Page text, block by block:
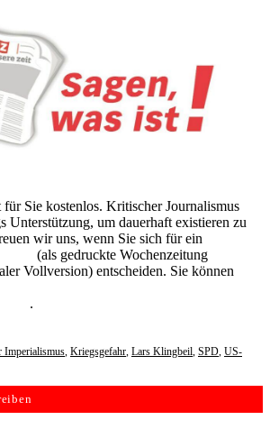
Sie kostenlos. Kritischer Journalismus
Unterstützung, um dauerhaft existieren zu
wir uns, wenn Sie sich für ein
(als gedruckte Wochenzeitung
Vollversion) entscheiden. Sie können
.
Imperialismus, Kriegsgefahr, Lars Klingbeil, SPD, US-